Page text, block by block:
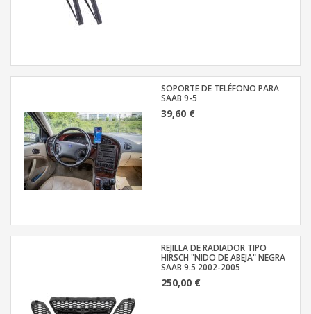
SOPORTE DE TELÉFONO PARA
SAAB 9-5
39,60 €
REJILLA DE RADIADOR TIPO
HIRSCH "NIDO DE ABEJA" NEGRA
SAAB 9.5 2002-2005
250,00 €